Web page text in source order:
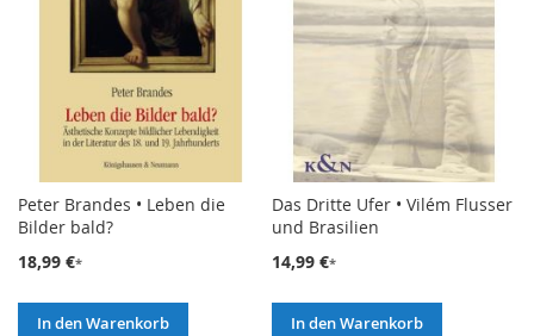
Peter Brandes • Leben die
Bilder bald?
18,99 €
In den Warenkorb
Das Dritte Ufer • Vilém Flusser
und Brasilien
14,99 €
In den Warenkorb